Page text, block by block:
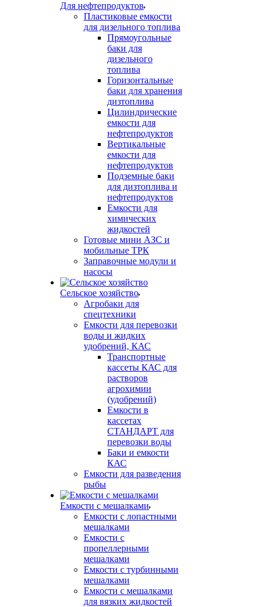
Для нефтепродуктов
Пластиковые емкости
для дизельного топлива
Прямоугольные
баки для
дизельного
топлива
Горизонтальные
баки для хранения
дизтоплива
Цилиндрические
емкости для
нефтепродуктов
Вертикальные
емкости для
нефтепродуктов
Подземные баки
для дизтоплива и
нефтепродуктов
Емкости для
химических
жидкостей
Готовые мини АЗС и
мобильные ТРК
Заправочные модули и
насосы
Сельское хозяйство
Агробаки для
спецтехники
Емкости для перевозки
воды и жидких
удобрений, КАС
Транспортные
кассеты КАС для
растворов
агрохимии
(удобрений)
Емкости в
кассетах
СТАНДАРТ для
перевозки воды
Баки и емкости
КАС
Емкости для разведения
рыбы
Емкости с мешалками
Емкости с лопастными
мешалками
Емкости с
пропеллерными
мешалками
Емкости с турбинными
мешалками
Емкости с мешалками
для вязких жидкостей